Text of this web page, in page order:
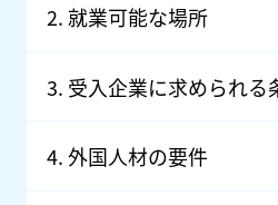
2. 就業可能な場所
3. 受入企業に求められる
4. 外国人材の要件